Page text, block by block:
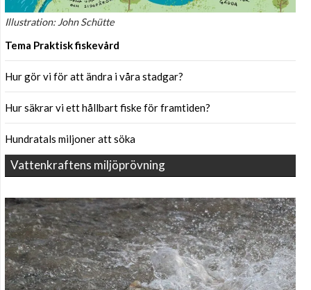
Illustration: John Schütte
Tema Praktisk fiskevård
Hur gör vi för att ändra i våra stadgar?
Hur säkrar vi ett hållbart fiske för framtiden?
Hundratals miljoner att söka
Vattenkraftens miljöprövning